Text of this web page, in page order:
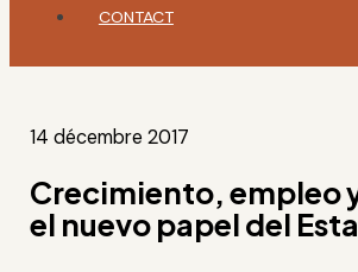
CONTACT
14 décembre 2017
Crecimiento, empleo
el nuevo papel del